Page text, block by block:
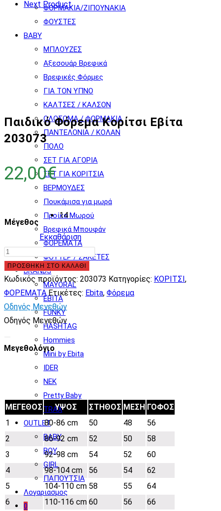
ΦΟΡΜΑΚΙΑ/ΖΙΠΟΥΝΑΚΙΑ
ΦΟΥΣΤΕΣ
BABY
ΜΠΛΟΥΖΕΣ
Αξεσουάρ Βρεφικά
Βρεφικές Φόρμες
ΓΙΑ ΤΟΝ ΥΠΝΟ
ΚΑΛΤΣΕΣ / ΚΑΛΣΟΝ
ΟΛΟΣΩΜΑ / ΦΟΡΜΑΚΙΑ
ΠΑΝΤΕΛΟΝΙΑ / ΚΟΛΑΝ
ΠΟΛΟ
ΣΕΤ ΓΙΑ ΑΓΟΡΙΑ
ΣΕΤ ΓΙΑ ΚΟΡΙΤΣΙΑ
ΒΕΡΜΟΥΔΕΣ
Πουκάμισα για μωρά
Προίκα Μωρού
Βρεφικά Μπουφάν
ΦΟΡΕΜΑΤΑ
ΦΟΥΤΕΡ / ΖΑΚΕΤΕΣ
BRANDS
MAYORAL
EBITA
FUNKY
HASHTAG
Hommies
Mini by Ebita
IDER
NEK
Pretty Baby
TRAX
OUTLET
BABY
BOY
GIRL
ΠΑΠΟΥΤΣΙΑ
Λογαριασμος
0
Next Product
Παιδικό Φόρεμα Κορίτσι Εβίτα
203073
22,00€
Μέγεθος
14
Εκκαθάριση
Παιδικό
Φόρεμα
Κορίτσι
Εβίτα
203073
ποσότητα
ΠΡΟΣΘΉΚΗ ΣΤΟ ΚΑΛΆΘΙ
Κωδικός προϊόντος: 203073 Κατηγορίες: ΚΟΡΙΤΣΙ,
ΦΟΡΕΜΑΤΑ Ετικέτες: Ebita, Φόρεμα
Οδηγός Μεγεθών
Οδηγός Μεγεθών
Μεγεθολόγιο
ΜΕΓΕΘΟΣ ΥΨΟΣ ΣΤΗΘΟΣ ΜΕΣΗ ΓΟΦΟΣ
1
80-86 cm 50 48
56
2
86-92 cm 52 50
58
3
92-98 cm 54 52
60
4
98-104 cm 56 54
62
5
104-110 cm 58 55
64
6
110-116 cm 60 56
66